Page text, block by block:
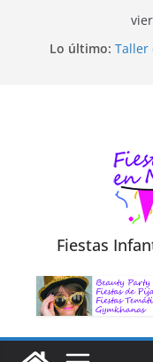
Lo último:
Fiestas